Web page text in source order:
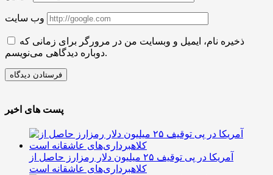
وب سایت
ذخیره نام، ایمیل و وبسایت من در مرورگر برای زمانی که
دوباره دیدگاهی می‌نویسم.
پست های اخیر
آمریکا در پی توقیف ۲۵ میلیون دلار رمزارز حاصل از
کلاهبرداری‌های عاشقانه است